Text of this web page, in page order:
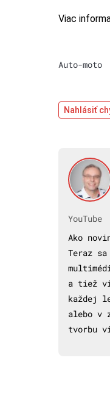
Viac
Auto-moto
Nahlásiť
YouTube
Ako
Teraz sa
a tiež
každej
alebo v
tvorbu